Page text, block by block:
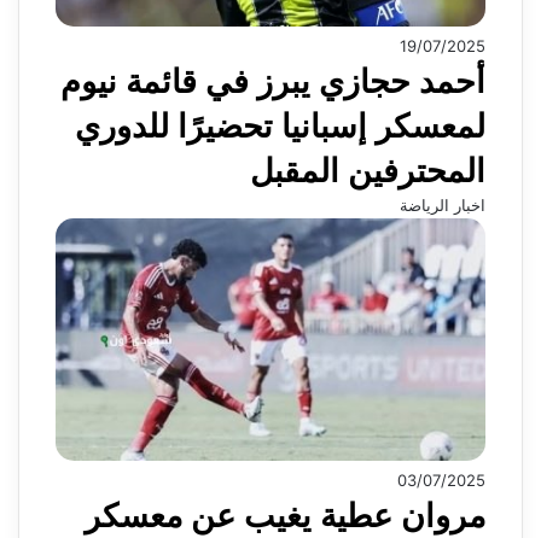
19/07/2025
أحمد حجازي يبرز في قائمة نيوم
لمعسكر إسبانيا تحضيرًا للدوري
المحترفين المقبل
اخبار الرياضة
03/07/2025
مروان عطية يغيب عن معسكر